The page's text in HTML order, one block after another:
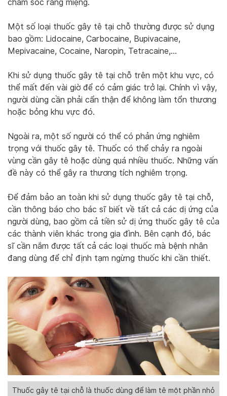
chăm sóc răng miệng.
Một số loại thuốc gây tê tại chỗ thường được sử dụng
bao gồm: Lidocaine, Carbocaine, Bupivacaine,
Mepivacaine, Cocaine, Naropin, Tetracaine,…
Khi sử dụng thuốc gây tê tại chỗ trên một khu vực, có
thể mất đến vài giờ để có cảm giác trở lại. Chính vì vậy,
người dùng cần phải cẩn thận để không làm tổn thương
hoặc bỏng khu vực đó.
Ngoài ra, một số người có thể có phản ứng nghiêm
trọng với thuốc gây tê. Thuốc có thể chảy ra ngoài
vùng cần gây tê hoặc dùng quá nhiều thuốc. Những vấn
đề này có thể gây ra thương tích nghiêm trọng.
Để đảm bảo an toàn khi sử dụng thuốc gây tê tại chỗ,
cần thông báo cho bác sĩ biết về tất cả các dị ứng của
người dùng, bao gồm cả tiền sử dị ứng thuốc gây tê của
các thành viên khác trong gia đình. Bên cạnh đó, bác
sĩ cần nắm được tất cả các loại thuốc mà bệnh nhân
đang dùng để chỉ định tạm ngừng thuốc khi cần thiết.
Thuốc gây tê tại chỗ là thuốc dùng để làm tê một phần nhỏ